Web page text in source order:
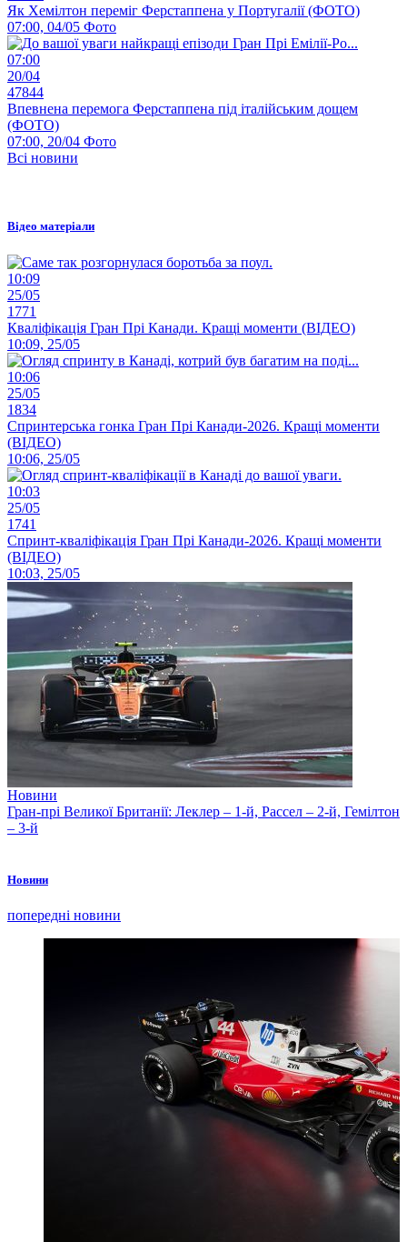
Як Хемілтон переміг Ферстаппена у Португалії (ФОТО)
07:00, 04/05 Фото
07:00
20/04
47844
Впевнена перемога Ферстаппена під італійським дощем
(ФОТО)
07:00, 20/04 Фото
Всі новини
Відео матеріали
10:09
25/05
1771
Кваліфікація Гран Прі Канади. Кращі моменти (ВІДЕО)
10:09, 25/05
10:06
25/05
1834
Спринтерська гонка Гран Прі Канади-2026. Кращі моменти
(ВІДЕО)
10:06, 25/05
10:03
25/05
1741
Спринт-кваліфікація Гран Прі Канади-2026. Кращі моменти
(ВІДЕО)
10:03, 25/05
Новини
Гран-прі Великої Британії: Леклер – 1-й, Рассел – 2-й, Гемілтон
– 3-й
Новини
попередні новини